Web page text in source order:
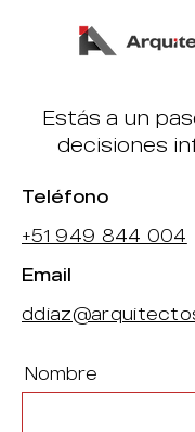
Estás a un
decisiones
Teléfono
+51 949 844 004
Email
Nombre